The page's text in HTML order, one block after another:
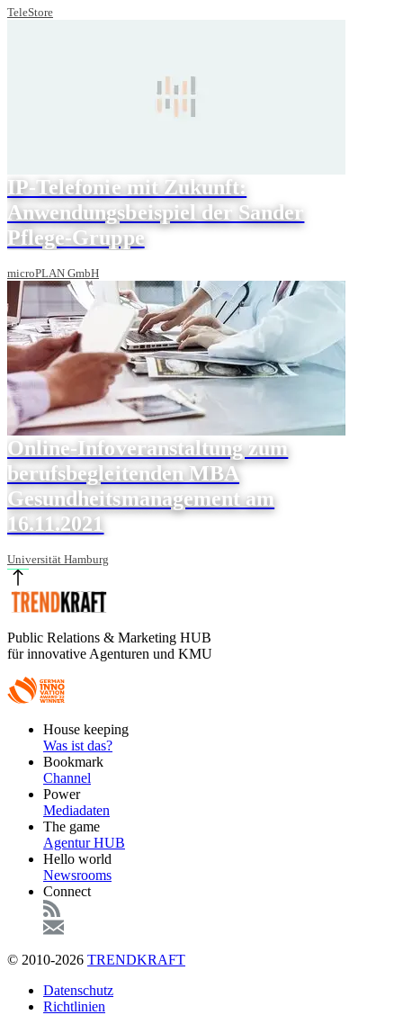
TeleStore
IP-Telefonie mit Zukunft:
Anwendungsbeispiel der Sander
Pflege-Gruppe
microPLAN GmbH
Online-Infoveranstaltung zum
berufsbegleitenden MBA
Gesundheitsmanagement am
16.11.2021
Universität Hamburg
Public Relations & Marketing HUB
für innovative Agenturen und KMU
FooterHouse keeping
Was ist das?
Bookmark
Channel
Power
Mediadaten
The game
Agentur HUB
Hello world
Newsrooms
Connect
© 2010-2026 TRENDKRAFT
FußzeileDatenschutz
Richtlinien